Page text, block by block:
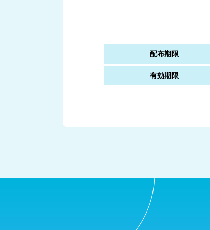
配布期限
有効期限